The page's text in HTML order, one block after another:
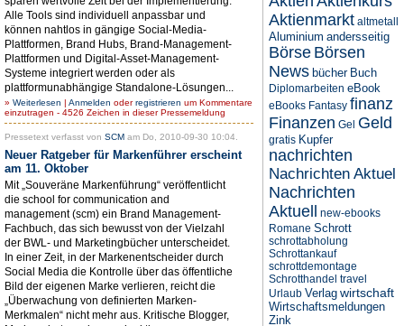
Alle Tools sind individuell anpassbar und
können nahtlos in gängige Social-Media-
Plattformen, Brand Hubs, Brand-Management-
Plattformen und Digital-Asset-Management-
Systeme integriert werden oder als
plattformunabhängige Standalone-Lösungen...
» Weiterlesen | Anmelden oderregistrieren um Kommentare
einzutragen - 4526 Zeichen in dieser Pressemeldung
Pressetext verfasst von SCM am Do, 2010-09-30 10:04.
Neuer Ratgeber für Markenführer erscheint
am 11. Oktober
Mit „Souveräne Markenführung“ veröffentlicht
die school for communication and
management (scm) ein Brand Management-
Fachbuch, das sich bewusst von der Vielzahl
der BWL- und Marketingbücher unterscheidet.
In einer Zeit, in der Markenentscheider durch
Social Media die Kontrolle über das öffentliche
Bild der eigenen Marke verlieren, reicht die
„Überwachung von definierten Marken-
Merkmalen“ nicht mehr aus. Kritische Blogger,
Aktienmarkt altmetall
Aluminium andersseitig
Börse Börsen
News bücher Buch
Diplomarbeiten eBook
eBooks Fantasy finanz
Finanzen Gel Geld
gratis Kupfer
nachrichten
Nachrichten Aktuel
Nachrichten
Aktuell
new-ebooks
Romane Schrott
schrottabholung
Schrottankauf
schrottdemontage
Schrotthandel travel
Urlaub Verlag wirtschaft
Wirtschaftsmeldungen
Zink